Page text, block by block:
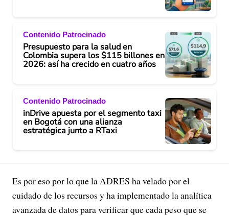
Contenido Patrocinado
Presupuesto para la salud en
Colombia supera los $115 billones en
2026: así ha crecido en cuatro años
Contenido Patrocinado
inDrive apuesta por el segmento taxi
en Bogotá con una alianza
estratégica junto a RTaxi
Es por eso por lo que la ADRES ha velado por el
cuidado de los recursos y ha implementado la analítica
avanzada de datos para verificar que cada peso que se